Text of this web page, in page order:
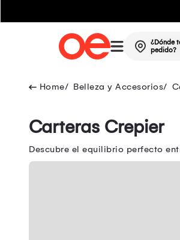
¿Dónde
pedido?
Belleza y Accesorios
Carteras Crepier
Descubre el equilibrio perfecto